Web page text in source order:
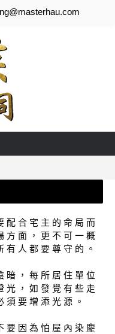
配 合 宅 主 的 命 局 而
方 面 ， 更 不 可 一 概
有 人 都 要 尊 守 的 。
暗 ， 每 所 居 住 單 位
光 ， 如 發 覺 有 些 走
須 要 增 添 光 源 。
要 因 為 怕 屋 內 染 塵